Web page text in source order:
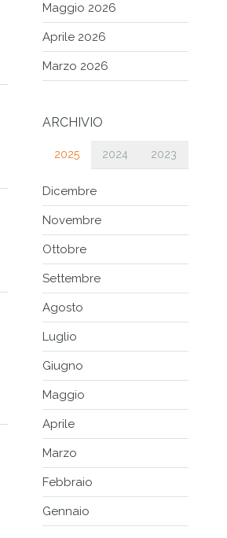
Maggio 2026
Aprile 2026
Marzo 2026
ARCHIVIO
2025 2024 2023
Dicembre
Novembre
Ottobre
Settembre
Agosto
Luglio
Giugno
Maggio
Aprile
Marzo
Febbraio
Gennaio